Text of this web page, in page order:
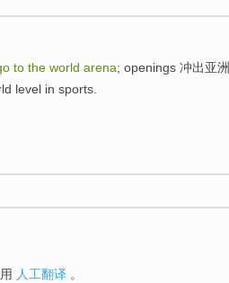
to the world arena; openings 冲出亚洲
level in sports.
人工翻译 。